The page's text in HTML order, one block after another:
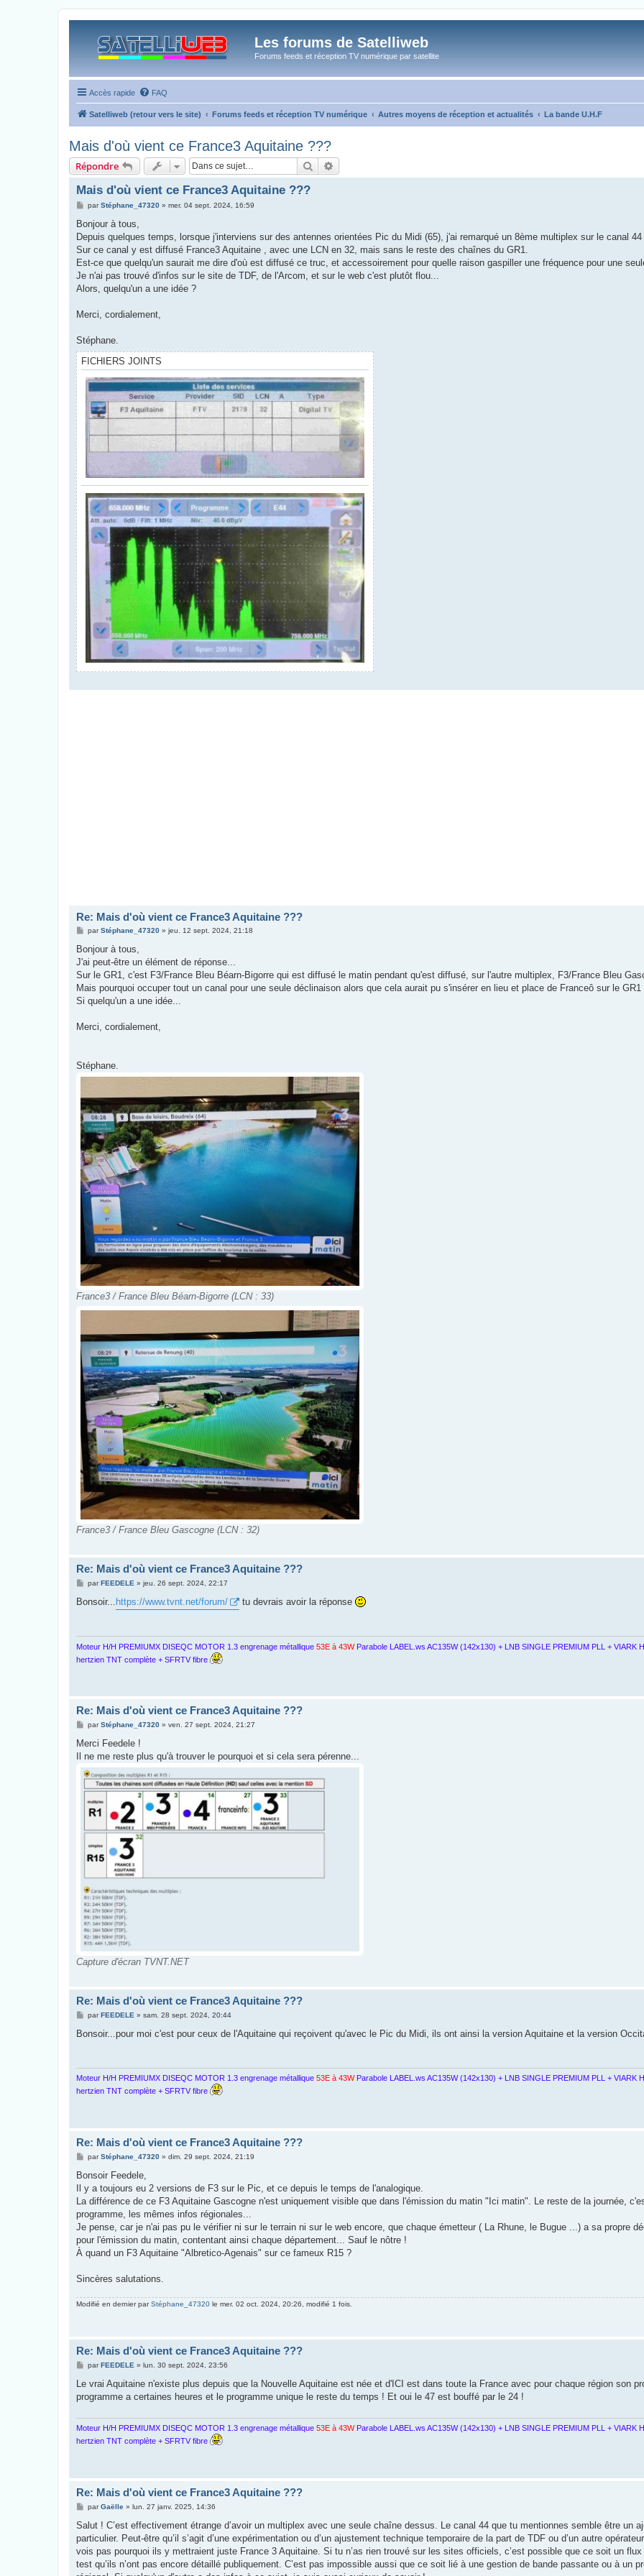
Les forums de Satelliweb
Forums feeds et réception TV numérique par satellite
Accès rapide FAQ
Satelliweb (retour vers le site) Forums feeds et réception TV numérique Autres moyens de réception et actualités La bande U.H.F
Mais d'où vient ce France3 Aquitaine ???
Répondre Rechercher
Mais d'où vient ce France3 Aquitaine ???
M
s
a
g
parStéphane_47320» mer. 04 sept. 2024, 16:59
Bonjour à tous,
Depuis quelques temps, lorsque j'interviens sur des antennes orientées Pic du Midi (65), j'ai remarqué un 8ème multiplex sur le canal 44
Sur ce canal y est diffusé France3 Aquitaine , avec une LCN en 32, mais sans le reste des chaînes du GR1.
Est-ce que quelqu'un saurait me dire d'où est diffusé ce truc, et accessoirement pour quelle raison gaspiller une fréquence pour une
Je n'ai pas trouvé d'infos sur le site de TDF, de l'Arcom, et sur le web c'est plutôt flou...
Alors, quelqu'un a une idée ?
Merci, cordialement,
Stéphane.
FICHIERS JOINTS
Re: Mais d'où vient ce France3 Aquitaine ???
M
s
a
g
parStéphane_47320» jeu. 12 sept. 2024, 21:18
Bonjour à tous,
J'ai peut-être un élément de réponse...
Sur le GR1, c'est F3/France Bleu Béarn-Bigorre qui est diffusé le matin pendant qu'est diffusé, sur l'autre multiplex, F3/France Bleu
Mais pourquoi occuper tout un canal pour une seule déclinaison alors que cela aurait pu s'insérer en lieu et place de Franceô sur le GR1
Si quelqu'un a une idée...
Merci, cordialement,
Stéphane.
France3 / France Bleu Béarn-Bigorre (LCN : 33)
France3 / France Bleu Gascogne (LCN : 32)
Re: Mais d'où vient ce France3 Aquitaine ???
M
s
parFEEDELE » jeu. 26 sept. 2024, 22:17
Bonsoir... https://www.tvnt.net/forum/ tu devrais avoir la réponse
Moteur H/H PREMIUMX DISEQC MOTOR 1.3 engrenage métallique 53E à 43WParabole LABEL.ws AC135W (142x130) + LNB SINGLE PREMIUM PLL + VIARK
hertzien TNT complète + SFRTV fibre
Re: Mais d'où vient ce France3 Aquitaine ???
M
s
a
g
e
parStéphane_47320» ven. 27 sept. 2024, 21:27
Merci Feedele !
Il ne me reste plus qu'à trouver le pourquoi et si cela sera pérenne...
Capture d'écran TVNT.NET
Re: Mais d'où vient ce France3 Aquitaine ???
M
s
parFEEDELE » sam. 28 sept. 2024, 20:44
Bonsoir...pour moi c'est pour ceux de l'Aquitaine qui reçoivent qu'avec le Pic du Midi, ils ont ainsi la version Aquitaine et la version
Moteur H/H PREMIUMX DISEQC MOTOR 1.3 engrenage métallique 53E à 43WParabole LABEL.ws AC135W (142x130) + LNB SINGLE PREMIUM PLL + VIARK
hertzien TNT complète + SFRTV fibre
Re: Mais d'où vient ce France3 Aquitaine ???
M
s
a
g
parStéphane_47320» dim. 29 sept. 2024, 21:19
Bonsoir Feedele,
Il y a toujours eu 2 versions de F3 sur le Pic, et ce depuis le temps de l'analogique.
La différence de ce F3 Aquitaine Gascogne n'est uniquement visible que dans l'émission du matin "Ici matin". Le reste de la journée,
programme, les mêmes infos régionales...
Je pense, car je n'ai pas pu le vérifier ni sur le terrain ni sur le web encore, que chaque émetteur ( La Rhune, le Bugue ...) a sa propre
pour l'émission du matin, contentant ainsi chaque département... Sauf le nôtre !
À quand un F3 Aquitaine "Albretico-Agenais" sur ce fameux R15 ?
Sincères salutations.
Modifié en dernier parStéphane_47320 le mer. 02 oct. 2024, 20:26, modifié 1 fois.
Re: Mais d'où vient ce France3 Aquitaine ???
M
s
a
parFEEDELE » lun. 30 sept. 2024, 23:56
Le vrai Aquitaine n'existe plus depuis que la Nouvelle Aquitaine est née et d'ICI est dans toute la France avec pour chaque région son
programme a certaines heures et le programme unique le reste du temps ! Et oui le 47 est bouffé par le 24 !
Moteur H/H PREMIUMX DISEQC MOTOR 1.3 engrenage métallique 53E à 43WParabole LABEL.ws AC135W (142x130) + LNB SINGLE PREMIUM PLL + VIARK
hertzien TNT complète + SFRTV fibre
Re: Mais d'où vient ce France3 Aquitaine ???
M
s
a
g
parGaëlle» lun. 27 janv. 2025, 14:36
Salut ! C’est effectivement étrange d’avoir un multiplex avec une seule chaîne dessus. Le canal 44 que tu mentionnes semble être un
particulier. Peut-être qu’il s’agit d’une expérimentation ou d’un ajustement technique temporaire de la part de TDF ou d’un autre
vois pas pourquoi ils y mettraient juste France 3 Aquitaine. Si tu n’as rien trouvé sur les sites officiels, c’est possible que ce soit un
test qu’ils n’ont pas encore détaillé publiquement. C’est pas impossible aussi que ce soit lié à une gestion de bande passante ou à un